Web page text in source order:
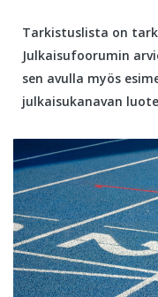
Tarkistuslista on
Julkaisufoorumin
sen avulla myös
julkaisukanavan